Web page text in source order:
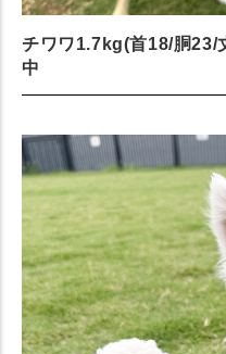
チワワ1.7kg(首18/胴23/
中